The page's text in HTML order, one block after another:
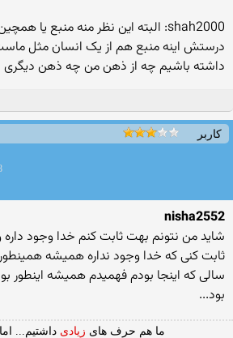
shah2000: البته این نظر منه منبع یا همچین چیزی ندارم
درستش اینه منبع هم از یک انسان مثل
داشته باشیم چه از ذهن من چه ذهن دیگری
کاربر
nisha2552
شاید من نتونم بهت ثابت کنم خدا وجود داره
ثابت کنی که خدا وجود نداره همیشه همینطور
سالی که اینجا بودم فهمیدم همیشه اینطور
بود...
ما هم حرف های زیادی داشتیم...